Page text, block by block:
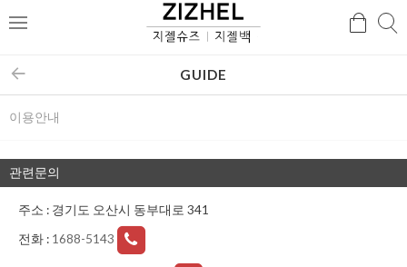
메
검
GUIDE
이용안내
관련문의
주소 : 경기도 오산시 동부대로 341
전화 : 1688-5143